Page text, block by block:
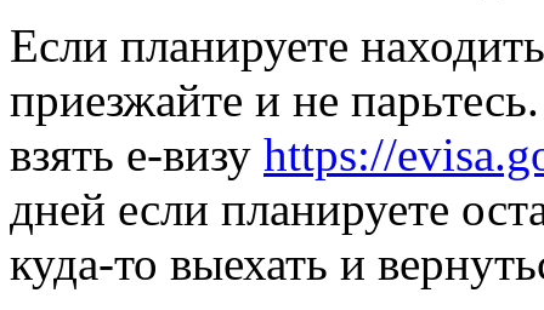
Если планируете
приезжайте и не
взять e-визу https://
дней если планируете
куда-то выехать и